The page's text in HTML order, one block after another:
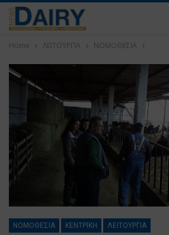
Home ΛΕΙΤΟΥΡΓΙΑ ΝΟΜΟΘΕΣΙΑ
ΝΟΜΟΘΕΣΙΑ ΚΕΝΤΡΙΚΗ ΛΕΙΤΟΥΡΓΙΑ